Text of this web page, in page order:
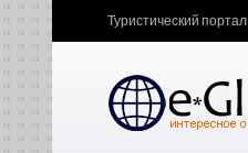
Туристический портал